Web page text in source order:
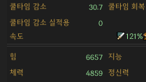
쿨타임 감소
30.7 쿨타임 회복
쿨타임 감소 실적용 0
속도 121%
힘 6657 지능
체력 4859 정신력